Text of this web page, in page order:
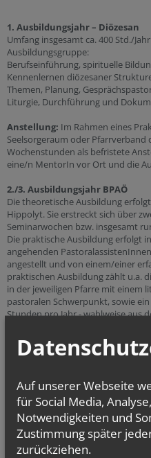
1. Ausbildungsjahr – Diözesan
Umfang insgesamt ca. 400 Std./
Ausbildungsgruppe:
Berufseinführung, spirituelle
Kennenlernen diözesaner
Themen, Planung,
Liturgie, Durchführung und
Anstellung: Im Rahmen eines
Seelsorgeraum oder Pfarrverband
Wochenstunden als befristete
eine/n MentorIn vor Ort und die
2./3. Ausbildungsjahr BPAÖ
Die theoretische Ausbildung
Hippolyt. Sie erstreckt sich über
Seminarwochen bzw. insgesamt
Die praktische Ausbildung erfolgt
angehenden
angestellt und von einem/einer
praktischen Ausbildung zählt u.a.
in der jeweiligen Pfarre mit einem
pastoralen Schwerpunkt, sowie
Stunden pro Jahr - wahlweise aus
Ausbildungsinhalt BPAÖ
25 bis 30 Seiten und eine
einem praktischen Teil in Form
Projekts und einem theoretischen
zur schriftlichen Arbeit.
Anstellung im zweiten und
Auf unserer Webseite
für Social Media,
Notwendigkeiten und
Zustimmung später
zurückziehen.